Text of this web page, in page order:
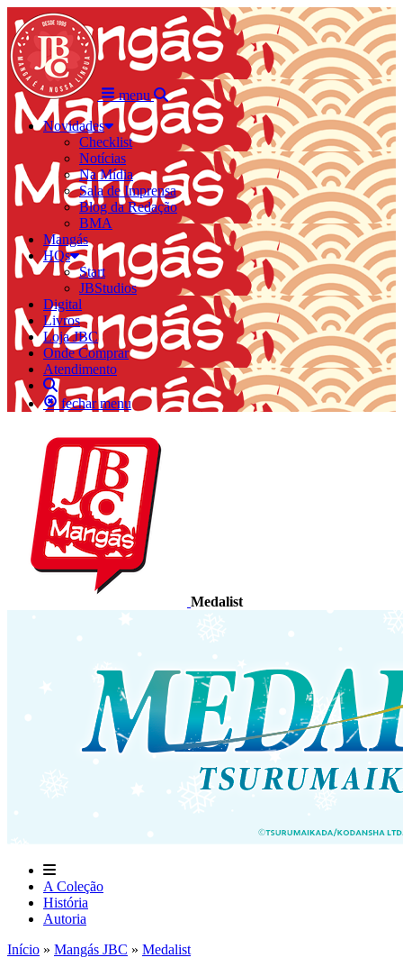
menu
Novidades
Checklist
Notícias
Na Mídia
Sala de Imprensa
Blog da Redação
BMA
Mangás
HQs
Start
JBStudios
Digital
Livros
Loja JBC
Onde Comprar
Atendimento
fechar menu
Medalist
A Coleção
História
Autoria
Início » Mangás JBC » Medalist